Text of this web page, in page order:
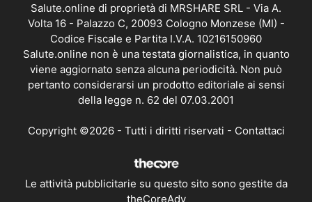
Salute.online di proprietà di MRSHARE SRL - Via A.
Volta 16 - Palazzo C, 20093 Cologno Monzese (MI) -
Codice Fiscale e Partita I.V.A. 10216150960
Salute.online non è una testata giornalistica, in quanto
viene aggiornato senza alcuna periodicità. Non può
pertanto considerarsi un prodotto editoriale ai sensi
della legge n. 62 del 07.03.2001
Copyright ©2026 - Tutti i diritti riservati - Contattaci
Le attività pubblicitarie su questo sito sono gestite da
theCoreAdv